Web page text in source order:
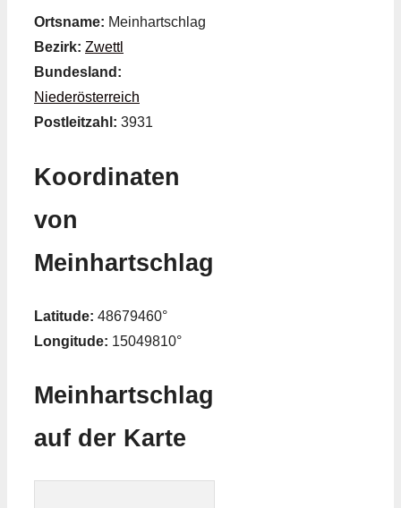
Ortsname: Meinhartschlag
Bezirk: Zwettl
Bundesland:
Niederösterreich
Postleitzahl: 3931
Koordinaten
von
Meinhartschlag
Latitude: 48679460°
Longitude: 15049810°
Meinhartschlag
auf der Karte